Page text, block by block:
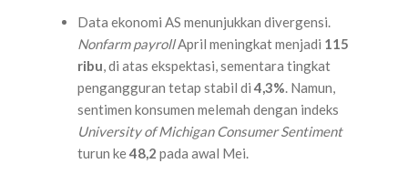
Data ekonomi AS menunjukkan divergensi.
Nonfarm payrollApril meningkat menjadi 115
ribu , di atas ekspektasi, sementara tingkat
pengangguran tetap stabil di 4,3% . Namun,
sentimen konsumen melemah dengan indeks
University of Michigan Consumer Sentiment
turun ke48,2 pada awal Mei.